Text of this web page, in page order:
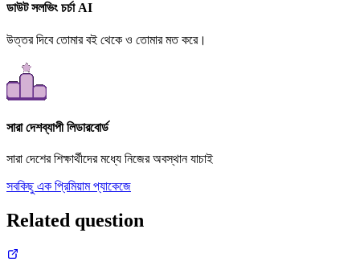
ডাউট সলভিং চর্চা AI
উত্তর দিবে তোমার বই থেকে ও তোমার মত করে।
সারা দেশব্যাপী লিডারবোর্ড
সারা দেশের শিক্ষার্থীদের মধ্যে নিজের অবস্থান যাচাই
সবকিছু এক প্রিমিয়াম প্যাকেজে
Related question